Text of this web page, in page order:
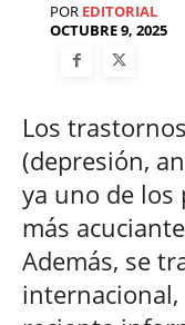
POR EDITORIAL
OCTUBRE 9, 2025
Los
(depresión,
ya uno de los
más
Además, se